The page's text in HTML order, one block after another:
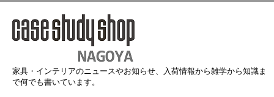
家具・インテリアのニュースやお知らせ、入荷情報から雑学から知識ま
で何でも書いています。